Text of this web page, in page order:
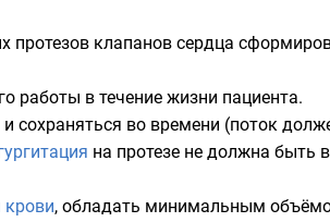
протезов клапанов сердца
работы в течение жизни пациента.
сохраняться во времени (поток
на протезе не должна быть
, обладать минимальным